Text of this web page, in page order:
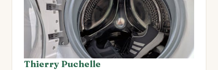
Thierry Puchelle